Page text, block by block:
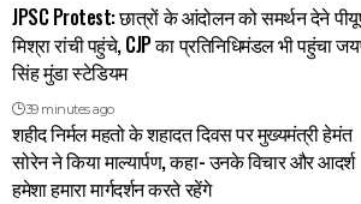
JPSC Protest: छात्रों के आंदोलन को समर्थन देने
मिश्रा रांची पहुंचे, CJP का प्रतिनिधिमंडल भी पहुंचा
सिंह मुंडा स्टेडियम
39 minutes ago
शहीद निर्मल महतो के शहादत दिवस पर मुख्यमंत्री हेमंत
सोरेन ने किया माल्यार्पण, कहा- उनके विचार और आदर्श
हमेशा हमारा मार्गदर्शन करते रहेंगे